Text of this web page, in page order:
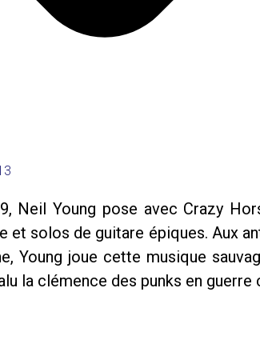
Neil Young pose avec Crazy
et solos de guitare épiques. Aux
Young joue cette musique
la clémence des punks en